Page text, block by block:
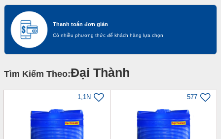
Thanh toán đơn giản
Có nhiều phương thức để khách hàng lựa chọn
Tìm Kiếm Theo:Đại Thành
1,1N 577